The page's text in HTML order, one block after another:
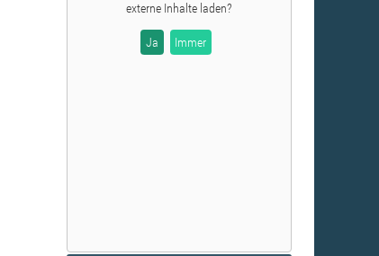
externe Inhalte laden?
Ja Immer